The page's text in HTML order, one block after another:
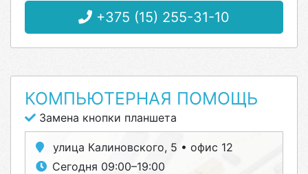
+375 (15) 255-31-10
КОМПЬЮТЕРНАЯ ПОМОЩЬ
Замена кнопки планшета
улица Калиновского, 5 • офис 12
Сегодня 09:00–19:00